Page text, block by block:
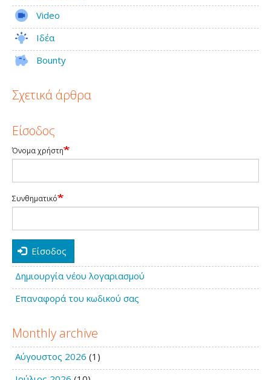
Video
Ιδέα
Bounty
Σχετικά άρθρα
Είσοδος
Όνομα χρήστη
Συνθηματικό
Είσοδος
Δημιουργία νέου λογαριασμού
Επαναφορά του κωδικού σας
Monthly archive
Αύγουστος 2026 (1)